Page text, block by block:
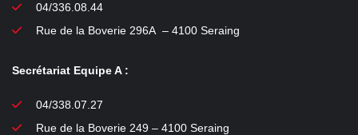
04/336.08.44
Rue de la Boverie 296A – 4100 Seraing
Secrétariat Equipe A :
04/338.07.27
Rue de la Boverie 249 – 4100 Seraing